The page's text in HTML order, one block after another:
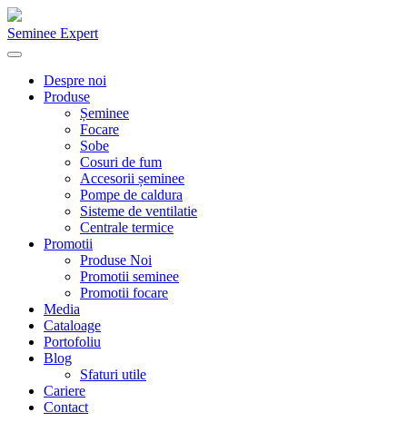
Seminee Expert
Despre noi
Produse
Șeminee
Focare
Sobe
Cosuri de fum
Accesorii șeminee
Pompe de caldura
Sisteme de ventilatie
Centrale termice
Promotii
Produse Noi
Promotii seminee
Promotii focare
Media
Cataloage
Portofoliu
Blog
Sfaturi utile
Cariere
Contact